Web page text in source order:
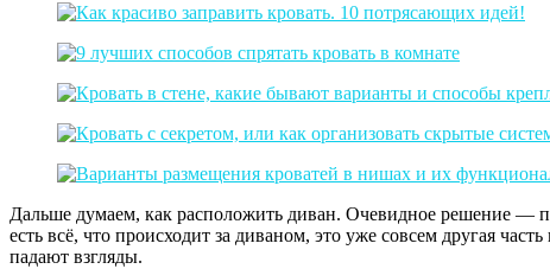
Дальше думаем, как расположить диван. Очевидное решение —
есть всё, что происходит за диваном, это уже совсем другая
падают взгляды.